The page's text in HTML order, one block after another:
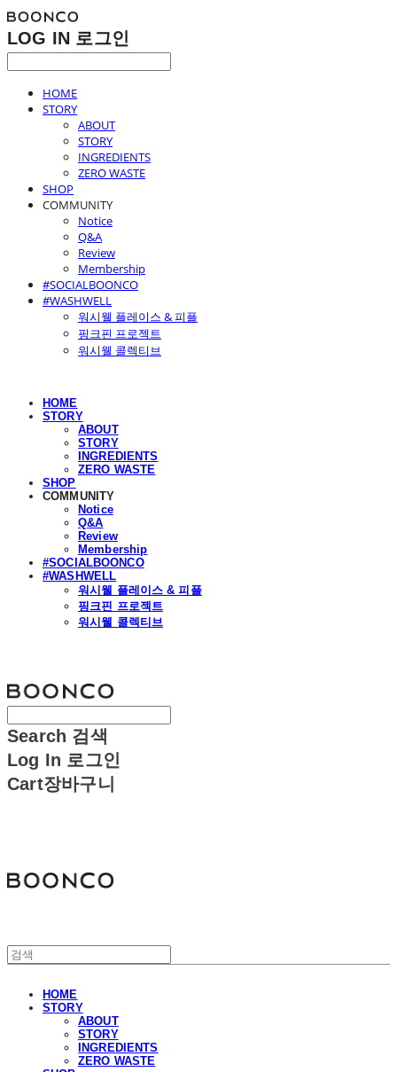
LOG IN 로그인
HOME
STORY
ABOUT
STORY
INGREDIENTS
ZERO WASTE
SHOP
COMMUNITY
Notice
Q&A
Review
Membership
#SOCIALBOONCO
#WASHWELL
워시웰 플레이스 & 피플
핑크핀 프로젝트
워시웰 콜렉티브
HOME
STORY
ABOUT
STORY
INGREDIENTS
ZERO WASTE
SHOP
COMMUNITY
Notice
Q&A
Review
Membership
#SOCIALBOONCO
#WASHWELL
워시웰 플레이스 & 피플
핑크핀 프로젝트
워시웰 콜렉티브
Search 검색
Log In 로그인
Cart장바구니
HOME
STORY
ABOUT
STORY
INGREDIENTS
ZERO WASTE